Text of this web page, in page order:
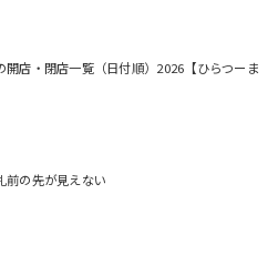
開店・閉店一覧（日付順）2026【ひらつーま
前の先が見えない